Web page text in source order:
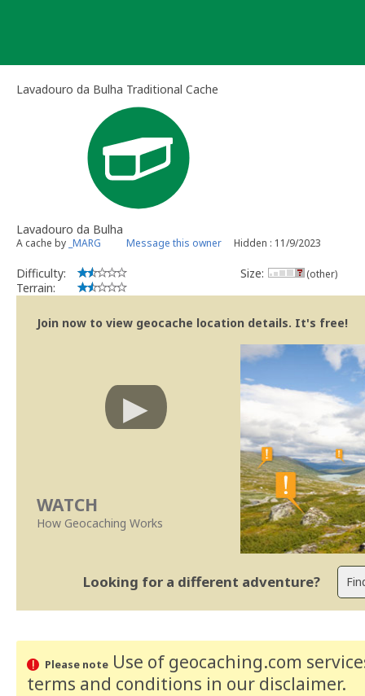
Lavadouro da Bulha Traditional Cache
Lavadouro da Bulha
A cache by _MARG Message this owner Hidden : 11/9/2023
Difficulty:
Terrain:
Size: (other)
Join now to view geocache location details. It's free!
WATCH
How Geocaching Works
Looking for a different adventure?
Please noteUse of geocaching.com
terms and conditions in our disclaimer.